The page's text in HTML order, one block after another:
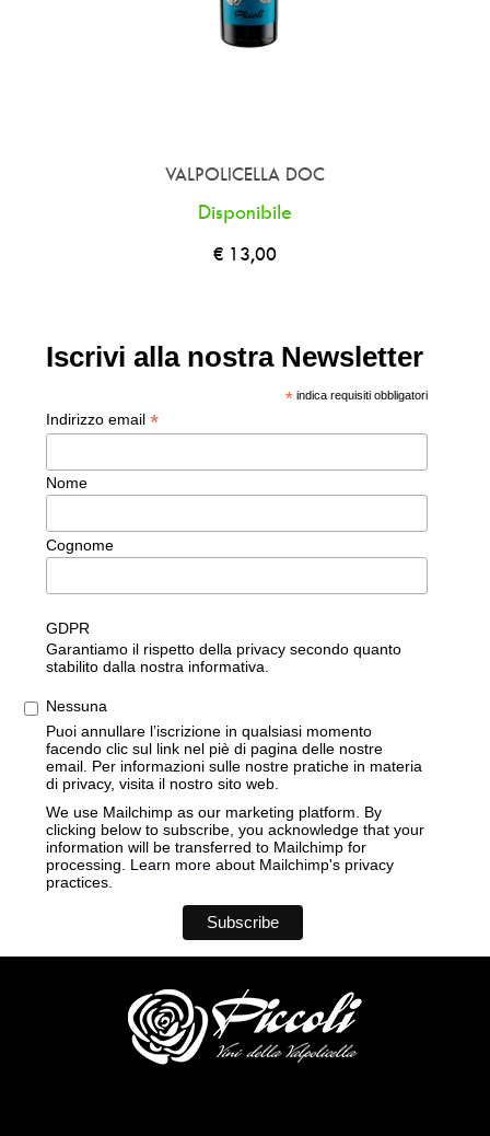
VALPOLICELLA DOC
Disponibile
€ 13,00
Iscrivi alla nostra Newsletter
* indica requisiti obbligatori
Indirizzo email*
Nome
Cognome
GDPR
Garantiamo il rispetto della privacy secondo quanto
stabilito dalla nostra informativa.
Nessuna
Puoi annullare l’iscrizione in qualsiasi momento
facendo clic sul link nel piè di pagina delle nostre
email. Per informazioni sulle nostre pratiche in materia
di privacy, visita il nostro sito web.
We use Mailchimp as our marketing platform. By
clicking below to subscribe, you acknowledge that your
information will be transferred to Mailchimp for
processing. Learn more about Mailchimp's privacy
practices.